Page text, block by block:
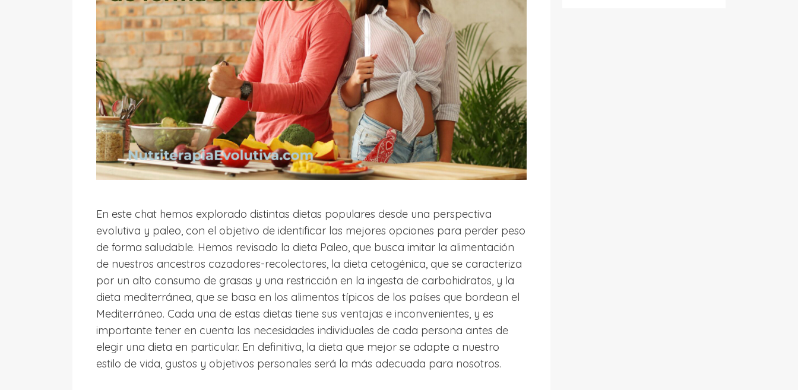
En este chat hemos explorado distintas dietas populares desde una perspectiva
evolutiva y paleo, con el objetivo de identificar las mejores opciones para perder peso
de forma saludable. Hemos revisado la dieta Paleo, que busca imitar la alimentación
de nuestros ancestros cazadores-recolectores, la dieta cetogénica, que se caracteriza
por un alto consumo de grasas y una restricción en la ingesta de carbohidratos, y la
dieta mediterránea, que se basa en los alimentos típicos de los países que bordean el
Mediterráneo. Cada una de estas dietas tiene sus ventajas e inconvenientes, y es
importante tener en cuenta las necesidades individuales de cada persona antes de
elegir una dieta en particular. En definitiva, la dieta que mejor se adapte a nuestro
estilo de vida, gustos y objetivos personales será la más adecuada para nosotros.